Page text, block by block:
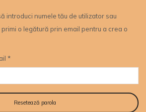
introduci numele tău de utilizator sau
o legătură prin email pentru a crea o
*
Resetează parola